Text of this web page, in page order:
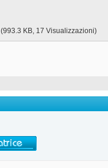
(993.3 KB, 17 Visualizzazioni)